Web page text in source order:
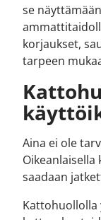
se
korjaukset,
tarpeen
Aina ei ole
saadaan
Kattohuollolla